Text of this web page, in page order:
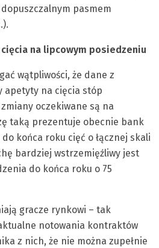
pasmem
na lipcowym posiedzeniu
wątpliwości, że dane z
apetyty na cięcia stóp
oczekiwane są na
taką prezentuje obecnie bank
końca roku cięć o łącznej skali
bardziej wstrzemięźliwy jest
do końca roku o 75
gracze rynkowi – tak
notowania kontraktów
z nich, że nie można zupełnie